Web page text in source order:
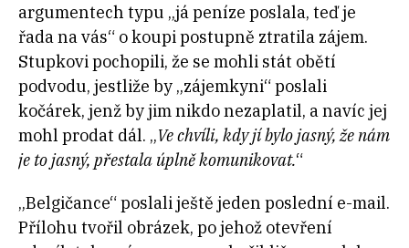
argumentech typu „já peníze poslala, teď je
řada na vás“ o koupi postupně ztratila zájem.
Stupkovi pochopili, že se mohli stát obětí
podvodu, jestliže by „zájemkyni“ poslali
kočárek, jenž by jim nikdo nezaplatil, a navíc jej
mohl prodat dál. „Ve chvíli, kdy jí bylo jasný, že nám
je to jasný, přestala úplně komunikovat.“
„Belgičance“ poslali ještě jeden poslední e-mail.
Přílohu tvořil obrázek, po jehož otevření